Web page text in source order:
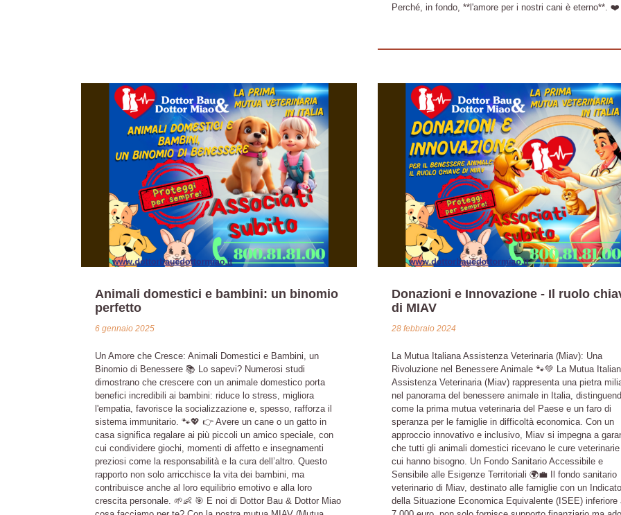
Perché, in fondo, **l'amore per i nostri cani è eterno**. ❤️
Animali domestici e bambini: un binomio
perfetto
6 gennaio 2025
Un Amore che Cresce: Animali Domestici e Bambini, un
Binomio di Benessere 📚 Lo sapevi? Numerosi studi
dimostrano che crescere con un animale domestico porta
benefici incredibili ai bambini: riduce lo stress, migliora
l'empatia, favorisce la socializzazione e, spesso, rafforza il
sistema immunitario. 🐾💖 👉 Avere un cane o un gatto in
casa significa regalare ai più piccoli un amico speciale, con
cui condividere giochi, momenti di affetto e insegnamenti
preziosi come la responsabilità e la cura dell’altro. Questo
rapporto non solo arricchisce la vita dei bambini, ma
contribuisce anche al loro equilibrio emotivo e alla loro
crescita personale. 🌱👶 🎯 E noi di Dottor Bau & Dottor Miao
Donazioni e Innovazione - Il ruolo
di MIAV
28 febbraio 2024
La Mutua Italiana Assistenza Veterinaria (Miav): Una
Rivoluzione nel Benessere Animale 🐾💚 La Mutua
Assistenza Veterinaria (Miav) rappresenta una pietra
nel panorama del benessere animale in Italia,
come la prima mutua veterinaria del Paese e un faro di
speranza per le famiglie in difficoltà economica. Con un
approccio innovativo e inclusivo, Miav si impegna a
che tutti gli animali domestici ricevano le cure veterinarie
cui hanno bisogno. Un Fondo Sanitario Accessibile e
Sensibile alle Esigenze Territoriali 🌍💼 Il fondo sanitario
veterinario di Miav, destinato alle famiglie con un
della Situazione Economica Equivalente (ISEE) inferiore